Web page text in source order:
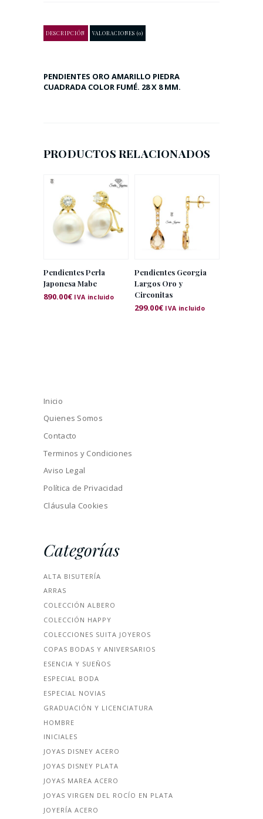
DESCRIPCIÓN VALORACIONES (0)
PENDIENTES ORO AMARILLO PIEDRA
CUADRADA COLOR FUMÉ. 28 X 8 MM.
PRODUCTOS RELACIONADOS
Pendientes Perla
Japonesa Mabe
890.00€ IVA incluido
Pendientes Georgia
Largos Oro y
Circonitas
299.00€ IVA incluido
Inicio
Quienes Somos
Contacto
Terminos y Condiciones
Aviso Legal
Política de Privacidad
Cláusula Cookies
Categorías
ALTA BISUTERÍA
ARRAS
COLECCIÓN ALBERO
COLECCIÓN HAPPY
COLECCIONES SUITA JOYEROS
COPAS BODAS Y ANIVERSARIOS
ESENCIA Y SUEÑOS
ESPECIAL BODA
ESPECIAL NOVIAS
GRADUACIÓN Y LICENCIATURA
HOMBRE
INICIALES
JOYAS DISNEY ACERO
JOYAS DISNEY PLATA
JOYAS MAREA ACERO
JOYAS VIRGEN DEL ROCÍO EN PLATA
JOYERÍA ACERO